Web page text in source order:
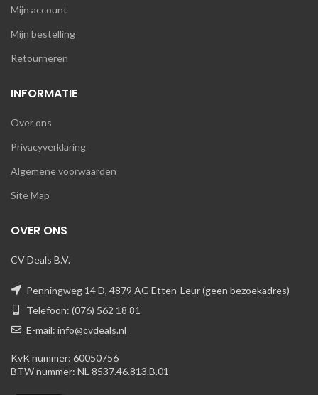
Mijn account
Mijn bestelling
Retourneren
INFORMATIE
Over ons
Privacyverklaring
Algemene voorwaarden
Site Map
OVER ONS
CV Deals B.V.
Penningweg 14 D, 4879 AG Etten-Leur (geen bezoekadres)
Telefoon: (076) 562 18 81
E-mail: info@cvdeals.nl
KvK nummer: 60050756
BTW nummer: NL 8537.46.813.B.01